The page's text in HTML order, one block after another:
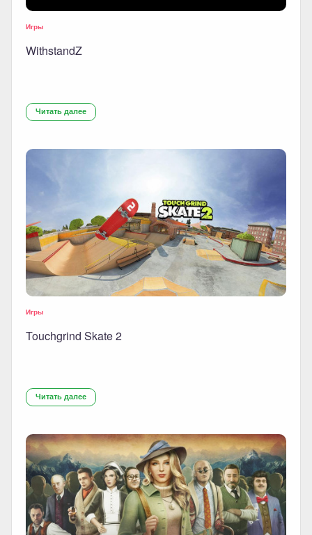
Игры
WithstandZ
Читать далее
Игры
Touchgrind Skate 2
Читать далее